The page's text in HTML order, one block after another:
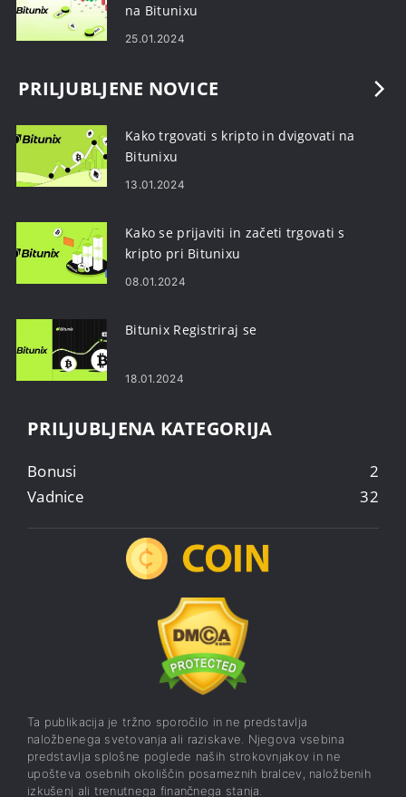
na Bitunixu
25.01.2024
PRILJUBLJENE NOVICE
Kako trgovati s kripto in dvigovati na
Bitunixu
13.01.2024
Kako se prijaviti in začeti trgovati s
kripto pri Bitunixu
08.01.2024
Bitunix Registriraj se
18.01.2024
PRILJUBLJENA KATEGORIJA
Bonusi
2
Vadnice
32
Ta publikacija je tržno sporočilo in ne predstavlja
naložbenega svetovanja ali raziskave. Njegova vsebina
predstavlja splošne poglede naših strokovnjakov in ne
upošteva osebnih okoliščin posameznih bralcev, naložbenih
izkušenj ali trenutnega finančnega stanja.